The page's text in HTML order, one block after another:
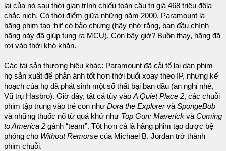
lai của nó sau thời gian trình chiếu toàn cầu trị giá 468 triệu đôla
chắc nịch. Có thời điểm giữa những năm 2000, Paramount là
hãng phim tạo ‘hit’ có bảo chứng (hãy nhớ rằng, ban đầu chính
hãng này đã giúp tung ra MCU). Còn bây giờ? Buồn thay, hãng đã
rơi vào thời khó khăn.
Các tài sản thương hiệu khác: Paramount đã cải tổ lại dàn phim
họ sản xuất để phản ánh tốt hơn thời buổi xoay theo IP, nhưng kế
hoạch của họ đã phát sinh một số thất bại ban đầu (an nghỉ nhé,
Vũ trụ Hasbro). Giờ đây, tất cả tùy vào A Quiet Place 2, các chuỗi
phim tập trung vào trẻ con như Dora the Explorervà SpongeBob
và những thuốc nổ từ quá khứ như Top Gun: Maverick và Coming
to America 2 gánh “team”. Tốt hơn cả là hãng phim tạo được bệ
phóng cho Without Remorse của Michael B. Jordan trở thành
phim chuỗi.